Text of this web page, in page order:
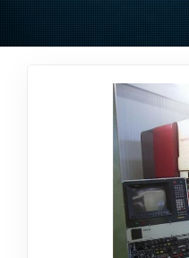
NASIL ÇALIŞIR?